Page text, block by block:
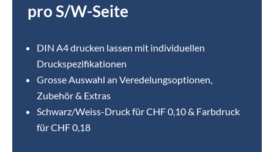
pro S/W-Seite
DIN A4 drucken lassen mit individuellen
Druckspezifikationen
Grosse Auswahl an Veredelungsoptionen,
Zubehör & Extras
Schwarz/Weiss-Druck für CHF 0,10 & Farbdruck
für CHF 0,18